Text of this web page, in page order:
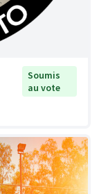
Soumis
au vote